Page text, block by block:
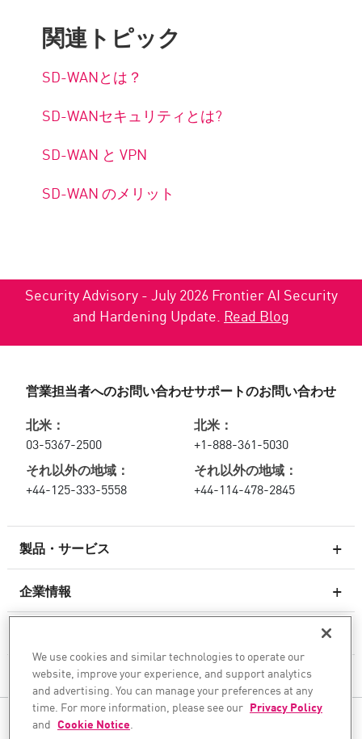
関連トピック
SD-WANとは？
SD-WANセキュリティとは?
SD-WAN と VPN
SD-WAN のメリット
Security Advisory - July 2026 Frontier AI Security
and Hardening Update. Read Blog
製品・サービス
次世代ファイアウォール
クラウド向けのネットワーク セキュリティ
WAF
企業情報
企業情報
営業担当者へのお問い合わせ
北米：
03-5367-2500
それ以外の地域：
+44-125-333-5558
サポートのお問い合わせ
北米：
+1-888-361-5030
それ以外の地域：
+44-114-478-2845
ソーシャル・メディア
We use cookies and similar technologies to operate our
website, improve your experience, and support analytics
and advertising. You can manage your preferences at any
time. For more information, please see our Privacy Policy
and Cookie Notice.